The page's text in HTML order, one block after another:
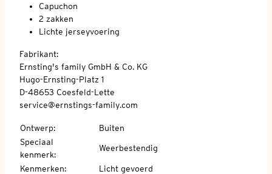
Capuchon
2 zakken
Lichte jerseyvoering
Fabrikant:
Ernsting's family GmbH & Co. KG
Hugo-Ernsting-Platz 1
D-48653 Coesfeld-Lette
service@ernstings-family.com
Ontwerp:
Buiten
Speciaal
kenmerk:
Weerbestendig
Kenmerken:
Licht gevoerd